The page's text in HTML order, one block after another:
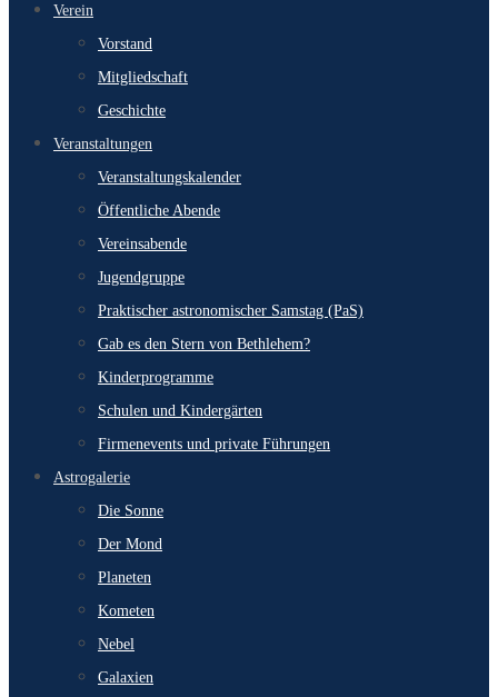
Verein
Vorstand
Mitgliedschaft
Geschichte
Veranstaltungen
Veranstaltungskalender
Öffentliche Abende
Vereinsabende
Jugendgruppe
Praktischer astronomischer Samstag (PaS)
Gab es den Stern von Bethlehem?
Kinderprogramme
Schulen und Kindergärten
Firmenevents und private Führungen
Astrogalerie
Die Sonne
Der Mond
Planeten
Kometen
Nebel
Galaxien